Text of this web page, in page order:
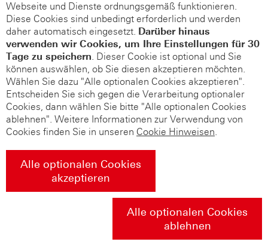
Webseite und Dienste ordnungsgemäß funktionieren.
Diese Cookies sind unbedingt erforderlich und werden
daher automatisch eingesetzt. Darüber hinaus
verwenden wir Cookies, um Ihre Einstellungen für 30
Tage zu speichern. Dieser Cookie ist optional und Sie
können auswählen, ob Sie diesen akzeptieren möchten.
Wählen Sie dazu "Alle optionalen Cookies akzeptieren".
Entscheiden Sie sich gegen die Verarbeitung optionaler
Cookies, dann wählen Sie bitte "Alle optionalen Cookies
ablehnen". Weitere Informationen zur Verwendung von
Cookies finden Sie in unseren Cookie Hinweisen.
Alle optionalen Cookies
akzeptieren
Alle optionalen Cookies
ablehnen